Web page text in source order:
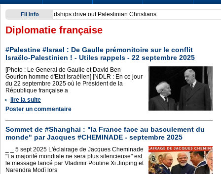
Fil info Sindicato italiano lleva a Cuba su solidaridad en centenario
Diplomatie française
#Palestine #Israel : De Gaulle prémonitoire sur le conflit
Israëlo-Palestinien ! - Utiles rappels - 22 septembre 2025
[Photo : Le General de Gaulle et David Ben
Gourion homme d'Etat Israélien] [NDLR : En ce jour
du 22 septembre 2025 où le Président de la
République française a
lire la suite
Poster un commentaire
Sommet de #Shanghai : "la France face au basculement du
monde" par Jacques #CHEMINADE - septembre 2025
_ _ 5 sept 2025 L'éclairage de Jacques Cheminade
"La majorité mondiale ne sera plus silencieuse" est
le message lancé par Vladimir Poutine Xi Jinping et
Narendra Modī lors